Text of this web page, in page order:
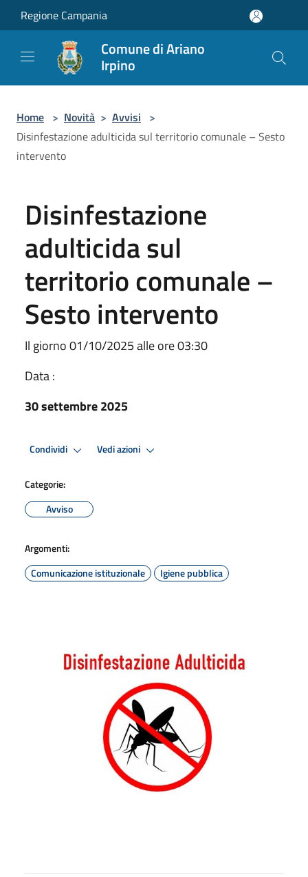
Salta al contenuto principale
Regione Campania
Comune di Ariano
Irpino
Home > Novità > Avvisi >
Disinfestazione adulticida sul territorio comunale – Sesto
intervento
Disinfestazione
adulticida sul
territorio comunale –
Sesto intervento
Il giorno 01/10/2025 alle ore 03:30
Data :
30 settembre 2025
Condividi Vedi azioni
Categorie:
Avviso
Argomenti:
Comunicazione istituzionale
Igiene pubblica